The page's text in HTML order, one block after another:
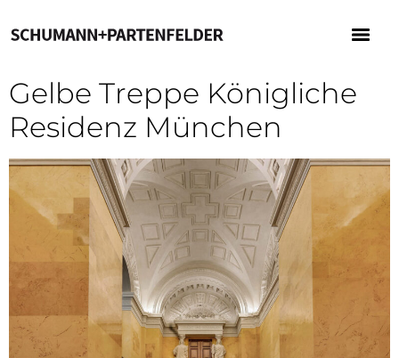
Gelbe Treppe Königliche
Residenz München